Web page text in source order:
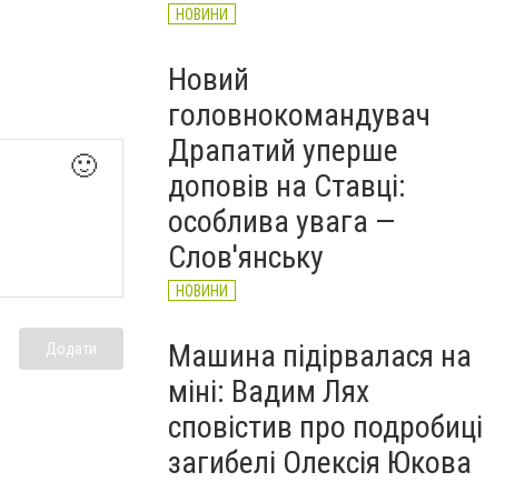
🙂
Додати
НОВИНИ
Новий
головнокомандувач
Драпатий уперше
доповів на Ставці:
особлива увага —
Слов'янську
НОВИНИ
Машина підірвалася на
міні: Вадим Лях
сповістив про подробиці
загибелі Олексія Юкова